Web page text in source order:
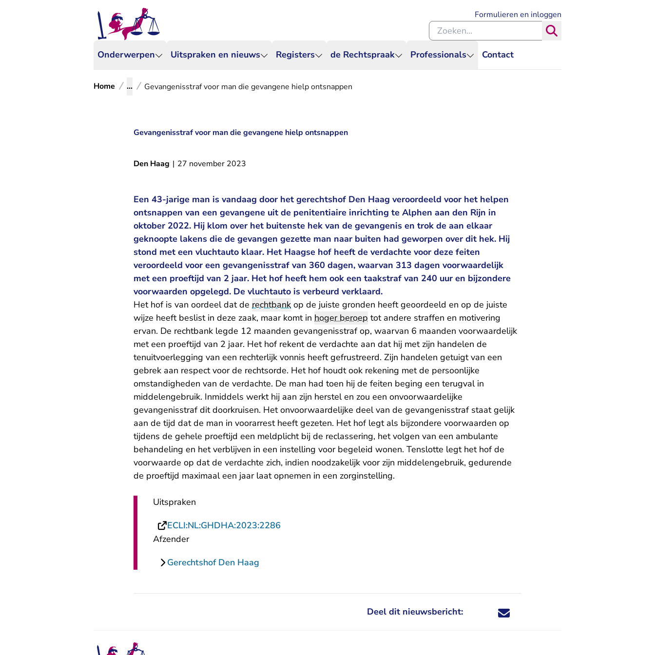
Onderwerpen Uitspraken en nieuws Registers de Rechtspraak Professionals Contact
Formulieren en inloggen
Zoeken binnen de Rechtspraak
Home ... Gevangenisstraf voor man die gevangene hielp ontsnappen
Gevangenisstraf voor man die gevangene hielp ontsnappen
Den Haag | 27 november 2023
Een 43-jarige man is vandaag door het gerechtshof Den Haag veroordeeld voor het helpen
ontsnappen van een gevangene uit de penitentiaire inrichting te Alphen aan den Rijn in
oktober 2022. Hij klom over het buitenste hek van de gevangenis en trok de aan elkaar
geknoopte lakens die de gevangen gezette man naar buiten had geworpen over dit hek. Hij
stond met een vluchtauto klaar. Het Haagse hof heeft de verdachte voor deze feiten
veroordeeld voor een gevangenisstraf van 360 dagen, waarvan 313 dagen voorwaardelijk
met een proeftijd van 2 jaar. Het hof heeft hem ook een taakstraf van 240 uur en bijzondere
voorwaarden opgelegd. De vluchtauto is verbeurd verklaard.
Het hof is van oordeel dat de rechtbank op de juiste gronden heeft geoordeeld en op de juiste
wijze heeft beslist in deze zaak, maar komt in hoger beroep tot andere straffen en motivering
ervan. De rechtbank legde 12 maanden gevangenisstraf op, waarvan 6 maanden voorwaardelijk
met een proeftijd van 2 jaar. Het hof rekent de verdachte aan dat hij met zijn handelen de
tenuitvoerlegging van een rechterlijk vonnis heeft gefrustreerd. Zijn handelen getuigt van een
gebrek aan respect voor de rechtsorde. Het hof houdt ook rekening met de persoonlijke
omstandigheden van de verdachte. De man had toen hij de feiten beging een terugval in
middelengebruik. Inmiddels werkt hij aan zijn herstel en zou een onvoorwaardelijke
gevangenisstraf dit doorkruisen. Het onvoorwaardelijke deel van de gevangenisstraf staat gelijk
aan de tijd dat de man in voorarrest heeft gezeten. Het hof legt als bijzondere voorwaarden op
tijdens de gehele proeftijd een meldplicht bij de reclassering, het volgen van een ambulante
behandeling en het verblijven in een instelling voor begeleid wonen. Tenslotte legt het hof de
voorwaarde op dat de verdachte zich, indien noodzakelijk voor zijn middelengebruik, gedurende
de proeftijd maximaal een jaar laat opnemen in een zorginstelling.
Uitspraken
ECLI:NL:GHDHA:2023:2286
Afzender
Gerechtshof Den Haag
Deel dit nieuwsbericht: Deel dit nieuwsbericht via X - U verlaat
Deel dit nieuwsbericht via Facebook - U
Deel dit nieuwsbericht via e-mail
Deel dit nieuwsbericht via LinkedIn - U